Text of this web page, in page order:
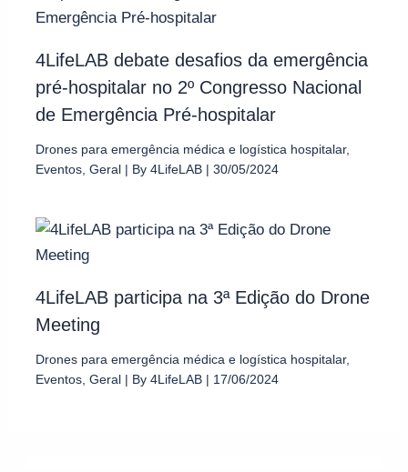
4LifeLAB debate desafios da emergência
pré-hospitalar no 2º Congresso Nacional
de Emergência Pré-hospitalar
Drones para emergência médica e logística hospitalar,
Eventos ,Geral | By4LifeLAB |30/05/2024
4LifeLAB participa na 3ª Edição do Drone
Meeting
Drones para emergência médica e logística hospitalar,
Eventos ,Geral | By4LifeLAB | 17/06/2024